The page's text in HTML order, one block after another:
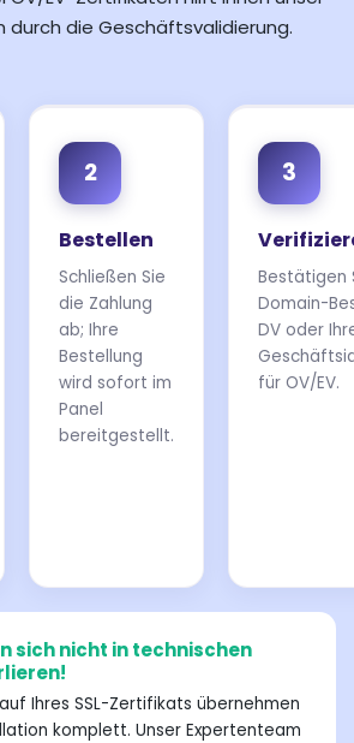
durch die Geschäftsvalidierung.
2
Bestellen
Schließen Sie
die Zahlung
ab; Ihre
Bestellung
wird sofort im
Panel
bereitgestellt.
3
Bestätigen
Domain-
DV oder
für OV/EV.
sich nicht in technischen
Ihres SSL-Zertifikats übernehmen
komplett. Unser Expertenteam